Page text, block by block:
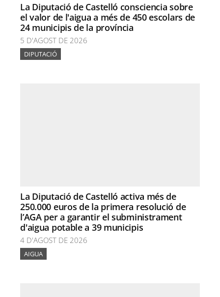
La Diputació de Castelló consciencia sobre
el valor de l'aigua a més de 450 escolars de
24 municipis de la província
5 D'AGOST DE 2026
DIPUTACIÓ
La Diputació de Castelló activa més de
250.000 euros de la primera resolució de
l’AGA per a garantir el subministrament
d'aigua potable a 39 municipis
4 D'AGOST DE 2026
AIGUA